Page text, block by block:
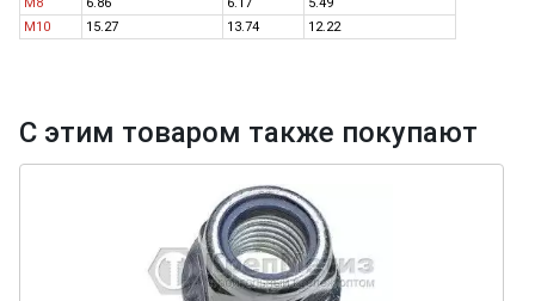
M10
15.27 13.74 12.22
С этим товаром также покупают